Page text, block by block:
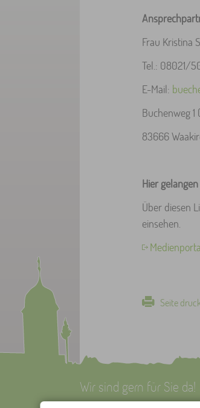
Frau Kristina
Tel.: 08021/
E-Mail:
Buchenweg 1
83666
Hier
Über diesen
einsehen.
Seite
Wir sind gern für Sie da!